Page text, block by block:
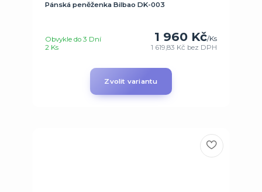
Pánská peněženka Bilbao DK-003
1 960 Kč/Ks
1 619,83 Kč bez DPH
Obvykle do 3 Dní
2 Ks
Zvolit variantu